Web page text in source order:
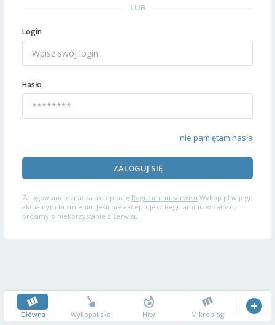
LUB
Login
Hasło
nie pamiętam hasła
ZALOGUJ SIĘ
Zalogowanie oznacza akceptację Regulaminu serwisu Wykop.pl w jego
aktualnym brzmieniu. Jeśli nie akceptujesz Regulaminu w całości,
prosimy o niekorzystanie z serwisu.
Główna Wykopalisko Hity Mikroblog